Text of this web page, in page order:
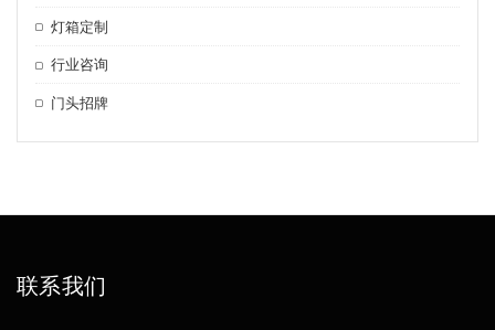
灯箱定制
行业咨询
门头招牌
联系我们